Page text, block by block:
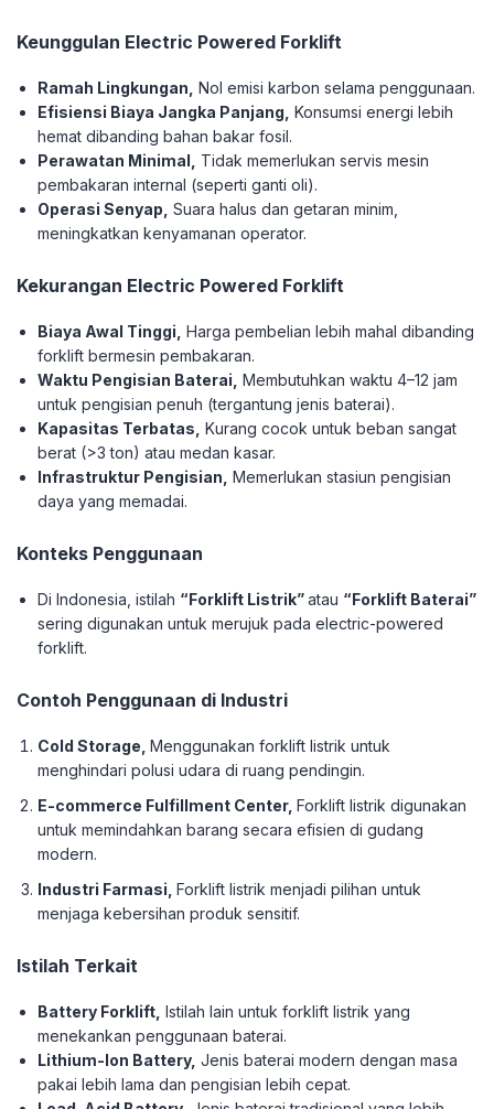
Keunggulan Electric Powered Forklift
Ramah Lingkungan, Nol emisi karbon selama penggunaan.
Efisiensi Biaya Jangka Panjang, Konsumsi energi lebih
hemat dibanding bahan bakar fosil.
Perawatan Minimal,
Tidak memerlukan servis mesin
pembakaran internal (seperti ganti oli).
Operasi Senyap, Suara halus dan getaran minim,
meningkatkan kenyamanan operator.
Kekurangan Electric Powered Forklift
Biaya Awal Tinggi, Harga pembelian lebih mahal dibanding
forklift bermesin pembakaran.
Waktu Pengisian Baterai, Membutuhkan waktu 4–12 jam
untuk pengisian penuh (tergantung jenis baterai).
Kapasitas Terbatas, Kurang cocok untuk beban sangat
berat (>3 ton) atau medan kasar.
Infrastruktur Pengisian, Memerlukan stasiun pengisian
daya yang memadai.
Konteks Penggunaan
Di Indonesia, istilah “Forklift Listrik”atau “Forklift Baterai”
sering digunakan untuk merujuk pada electric-powered
forklift.
Contoh Penggunaan di Industri
Cold Storage,Menggunakan forklift listrik untuk
menghindari polusi udara di ruang pendingin.
E-commerce Fulfillment Center,Forklift listrik digunakan
untuk memindahkan barang secara efisien di gudang
modern.
Industri Farmasi,Forklift listrik menjadi pilihan untuk
menjaga kebersihan produk sensitif.
Istilah Terkait
Battery Forklift, Istilah lain untuk forklift listrik yang
menekankan penggunaan baterai.
Lithium-Ion Battery, Jenis baterai modern dengan masa
pakai lebih lama dan pengisian lebih cepat.